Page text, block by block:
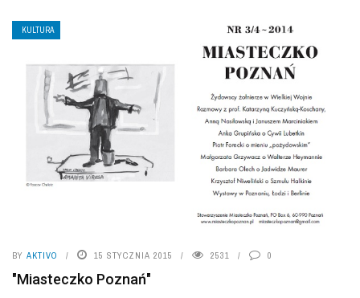
KULTURA
BY AKTIVO 15 STYCZNIA 2015 2531 0
"Miasteczko Poznań"